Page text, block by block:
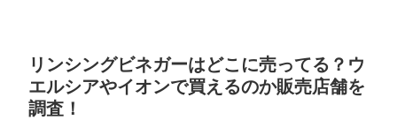
リンシングビネガーはどこに売ってる？ウ
エルシアやイオンで買えるのか販売店舗を
調査！